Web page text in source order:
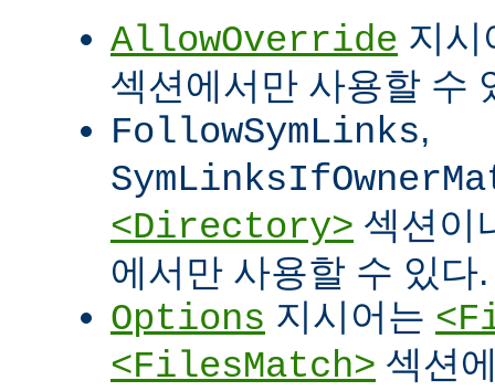
AllowOverride 지
섹션에서만 사용할 수
FollowSymLinks,
<Directory> 섹션이
에서만 사용할 수 있다.
Options 지시어는
<FilesMatch> 섹션